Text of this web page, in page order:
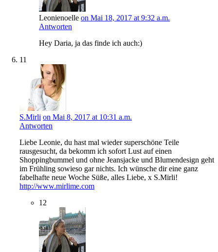
Leonienoelle on Mai 18, 2017 at 9:32 a.m.
Antworten
Hey Daria, ja das finde ich auch:)
11
S.Mirli on Mai 8, 2017 at 10:31 a.m.
Antworten
Liebe Leonie, du hast mal wieder superschöne Teile
rausgesucht, da bekomm ich sofort Lust auf einen
Shoppingbummel und ohne Jeansjacke und Blumendesign geht
im Frühling sowieso gar nichts. Ich wünsche dir eine ganz
fabelhafte neue Woche Süße, alles Liebe, x S.Mirli!
http://www.mirlime.com
12